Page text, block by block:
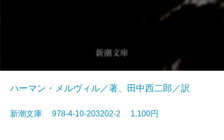
ハーマン・メルヴィル／著、田中西二郎／訳
新潮文庫 978-4-10-203202-2 1,100円